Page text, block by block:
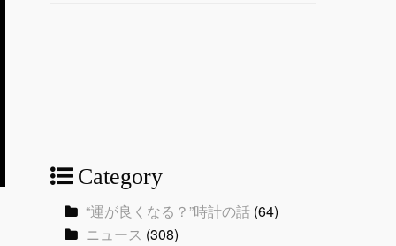
Category
“運が良くなる？”時計の話 (64)
ニュース (308)